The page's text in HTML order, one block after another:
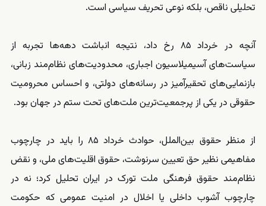
تحلیلی ناقص، بلکه نوعی تحریف سیاسی است.
آنچه در خرداد ۸۵ رخ داد، نتیجه انباشت دهه‌ها تجربه از
سیاست‌های آسیمیلاسیون اجباری، محدودیت‌های نظام‌مند زبانی،
بازنمایی‌های تحقیرآمیز در رسانه‌های دولتی، و احساس محرومیت
حقوقی در یکی از پرجمعیت‌ترین ملت‌های تحت ستم در جهان بود.
از منظر حقوق بین‌الملل، حوادث خرداد ۸۵ را باید در چارچوب
مفاهیمی نظیر حق تعیین سرنوشت، حقوق اقلیت‌های ملی، و نقض
نظام‌مند حقوق فرهنگی ملت تورک در ایران تحلیل کرد؛ نه در
چارچوب آشوب داخلی یا اخلال در امنیت عمومی که حکومت